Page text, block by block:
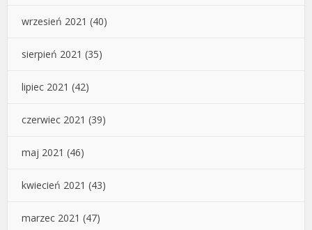
wrzesień 2021 (40)
sierpień 2021 (35)
lipiec 2021 (42)
czerwiec 2021 (39)
maj 2021 (46)
kwiecień 2021 (43)
marzec 2021 (47)